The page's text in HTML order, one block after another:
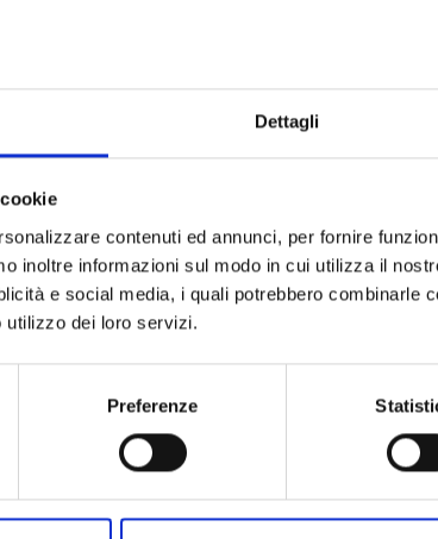
Dettagli
contenuti ed annunci, per fornire
inoltre informazioni sul modo in cui utilizza il
e social media, i quali potrebbero combinarle
utilizzo dei loro servizi.
Preferenze
24/03/2026
€ 5,90